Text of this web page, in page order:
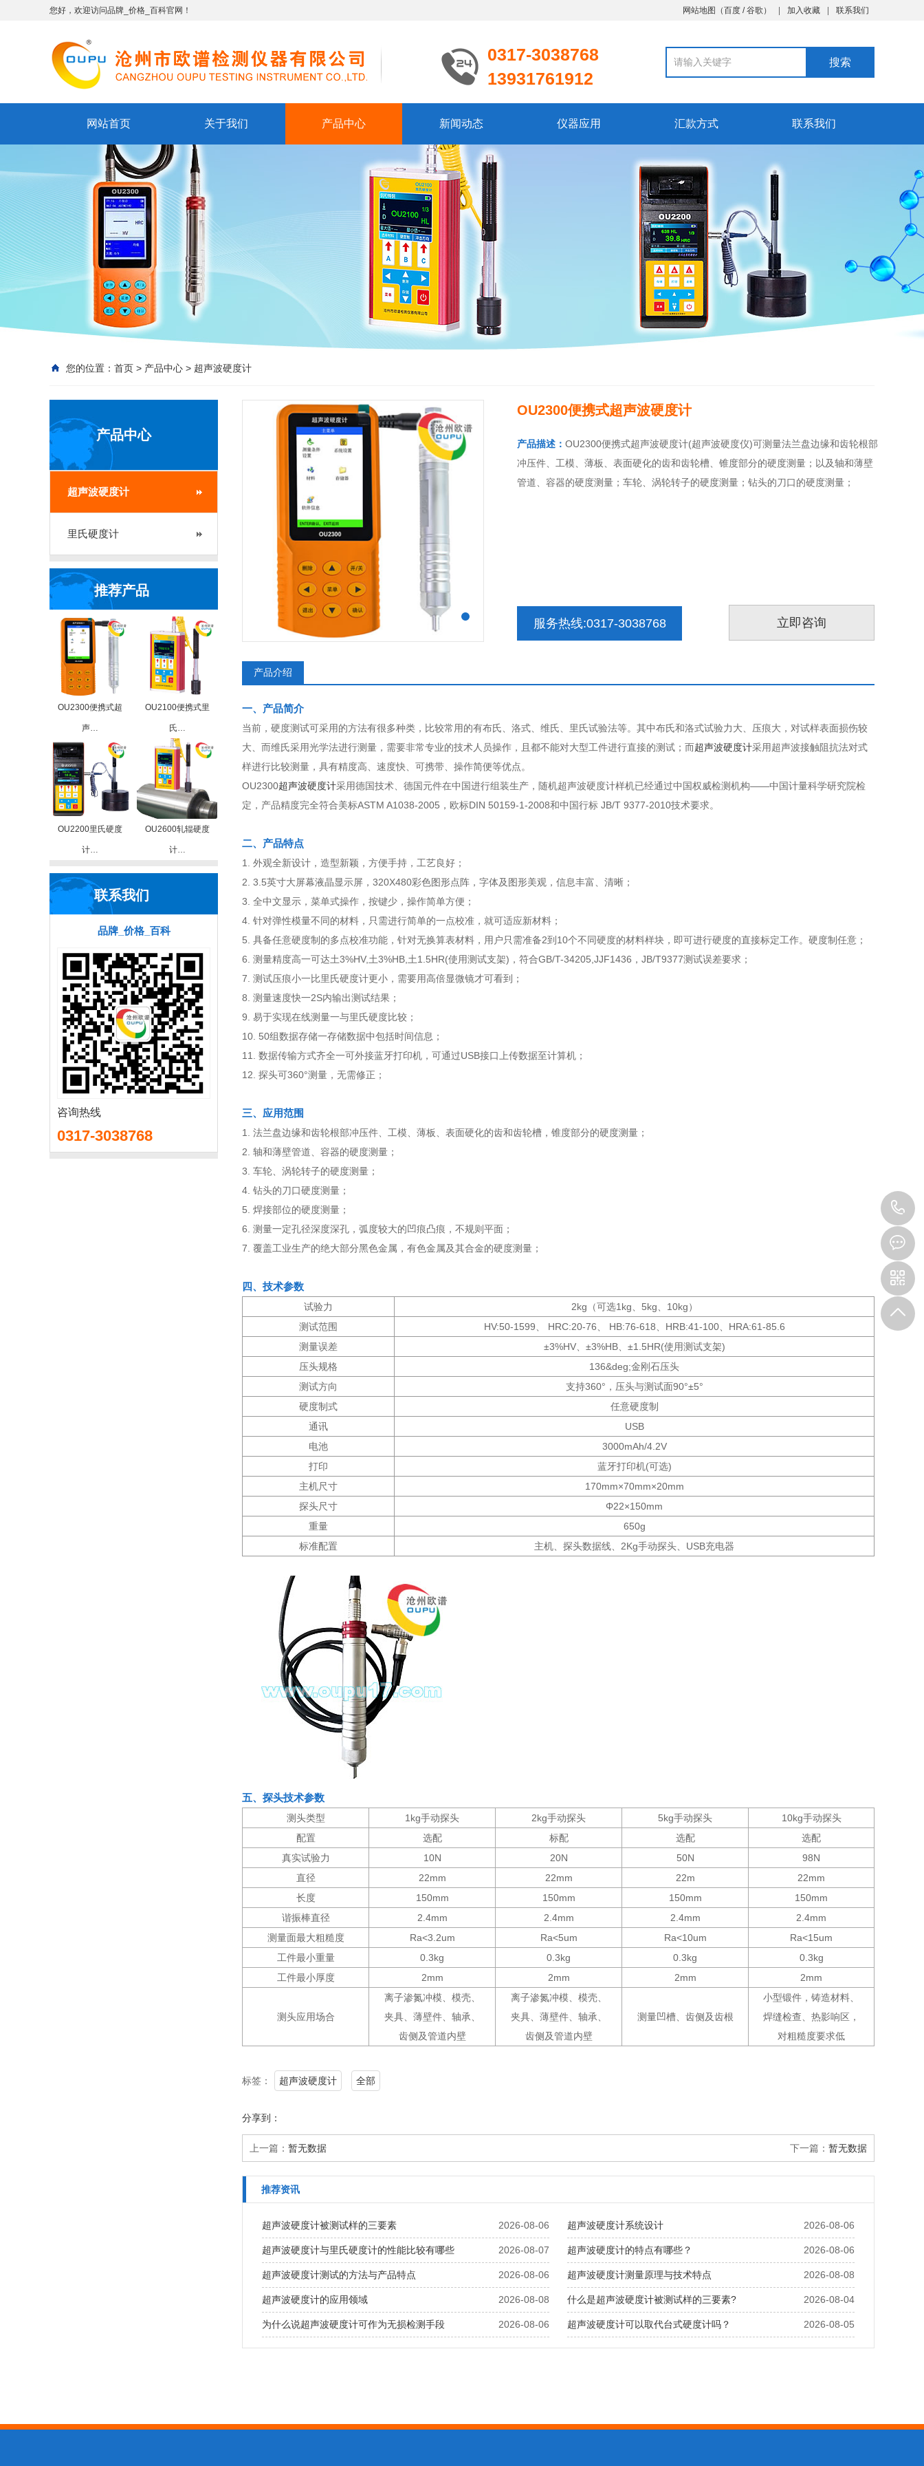
您好，欢迎访问品牌_价格_百科官网！ 网站地图 （百度 /谷歌 ） 加入收藏 联系我们
0317-3038768
13931761912
网站首页 关于我们 产品中心 新闻动态 仪器应用 汇款方式 联系我们
您的位置： 首页 > 产品中心 > 超声波硬度计
产品中心
超声波硬度计
里氏硬度计
推荐产品
OU2300便携式超
声…
OU2100便携式里
氏…
OU2200里氏硬度
计…
OU2600轧辊硬度
计…
联系我们
品牌_价格_百科
咨询热线
0317-3038768
OU2300便携式超声波硬度计
产品描述： OU2300便携式超声波硬度计(超声波硬度仪)可测量法兰盘边缘和齿轮根部
冲压件、工模、薄板、表面硬化的齿和齿轮槽、锥度部分的硬度测量；以及轴和薄壁
管道、容器的硬度测量；车轮、涡轮转子的硬度测量；钻头的刀口的硬度测量；
服务热线:0317-3038768 立即咨询
产品介绍
一、产品简介
当前，硬度测试可采用的方法有很多种类，比较常用的有布氏、洛式、维氏、里氏试验法等。其中布氏和洛式试验力大、压痕大，对试样表面损伤较
大、而维氏采用光学法进行测量，需要非常专业的技术人员操作，且都不能对大型工件进行直接的测试；而超声波硬度计采用超声波接触阻抗法对式
样进行比较测量，具有精度高、速度快、可携带、操作简便等优点。
OU2300超声波硬度计采用德国技术、德国元件在中国进行组装生产，随机超声波硬度计样机已经通过中国权威检测机构——中国计量科学研究院检
定，产品精度完全符合美标ASTM A1038-2005，欧标DIN 50159-1-2008和中国行标 JB/T 9377-2010技术要求。
二、产品特点
1. 外观全新设计，造型新颖，方便手持，工艺良好；
2. 3.5英寸大屏幕液晶显示屏，320X480彩色图形点阵，字体及图形美观，信息丰富、清晰；
3. 全中文显示，菜单式操作，按键少，操作简单方便；
4. 针对弹性模量不同的材料，只需进行简单的一点校准，就可适应新材料；
5. 具备任意硬度制的多点校准功能，针对无换算表材料，用户只需准备2到10个不同硬度的材料样块，即可进行硬度的直接标定工作。硬度制任意；
6. 测量精度高一可达土3%HV,土3%HB,土1.5HR(使用测试支架)，符合GB/T-34205,JJF1436，JB/T9377测试误差要求；
7. 测试压痕小一比里氏硬度计更小，需要用高倍显微镜才可看到；
8. 测量速度快一2S内输出测试结果；
9. 易于实现在线测量一与里氏硬度比较；
10. 50组数据存储一存储数据中包括时间信息；
11. 数据传输方式齐全一可外接蓝牙打印机，可通过USB接口上传数据至计算机；
12. 探头可360°测量，无需修正；
三、应用范围
1. 法兰盘边缘和齿轮根部冲压件、工模、薄板、表面硬化的齿和齿轮槽，锥度部分的硬度测量；
2. 轴和薄壁管道、容器的硬度测量；
3. 车轮、涡轮转子的硬度测量；
4. 钻头的刀口硬度测量；
5. 焊接部位的硬度测量；
6. 测量一定孔径深度深孔，弧度较大的凹痕凸痕，不规则平面；
7. 覆盖工业生产的绝大部分黑色金属，有色金属及其合金的硬度测量；
四、技术参数
试验力
2kg（可选1kg、5kg、10kg）
测试范围
HV:50-1599、 HRC:20-76、 HB:76-618、HRB:41-100、HRA:61-85.6
测量误差
±3%HV、±3%HB、±1.5HR(使用测试支架)
压头规格
136&deg;金刚石压头
测试方向
支持360°，压头与测试面90°±5°
硬度制式
任意硬度制
通讯
USB
电池
3000mAh/4.2V
打印
蓝牙打印机(可选)
主机尺寸
170mm×70mm×20mm
探头尺寸
Φ22×150mm
重量
650g
标准配置
主机、探头数据线、2Kg手动探头、USB充电器
五、探头技术参数
测头类型 1kg手动探头 2kg手动探头 5kg手动探头
10kg手动探头
配置
选配 标配 选配
选配
真实试验力
10N 20N 50N
98N
直径
22mm 22mm 22m
22mm
长度
150mm 150mm 150mm
150mm
谐振棒直径
2.4mm 2.4mm 2.4mm
2.4mm
测量面最大粗糙度
Ra<3.2um Ra<5um Ra<10um
Ra<15um
工件最小重量
0.3kg 0.3kg 0.3kg
0.3kg
工件最小厚度
2mm 2mm 2mm 2mm
测头应用场合
离子渗氮冲模、模壳、
夹具、薄壁件、轴承、
齿侧及管道内壁
离子渗氮冲模、模壳、
夹具、薄壁件、轴承、
齿侧及管道内壁
测量凹槽、齿侧及齿根
小型锻件，铸造材料、
焊缝检查、热影响区，
对粗糙度要求低
标签： 超声波硬度计 全部
分享到：
上一篇： 暂无数据 下一篇： 暂无数据
推荐资讯
2026-08-06
超声波硬度计被测试样的三要素 2026-08-06
超声波硬度计系统设计
2026-08-07
超声波硬度计与里氏硬度计的性能比较有哪些 2026-08-06
超声波硬度计的特点有哪些？
2026-08-06
超声波硬度计测试的方法与产品特点 2026-08-08
超声波硬度计测量原理与技术特点
2026-08-08
超声波硬度计的应用领域 2026-08-04
什么是超声波硬度计被测试样的三要素?
2026-08-06
为什么说超声波硬度计可作为无损检测手段 2026-08-05
超声波硬度计可以取代台式硬度计吗？